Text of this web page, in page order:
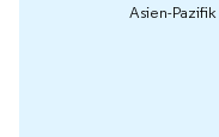
Asien-Pazifik